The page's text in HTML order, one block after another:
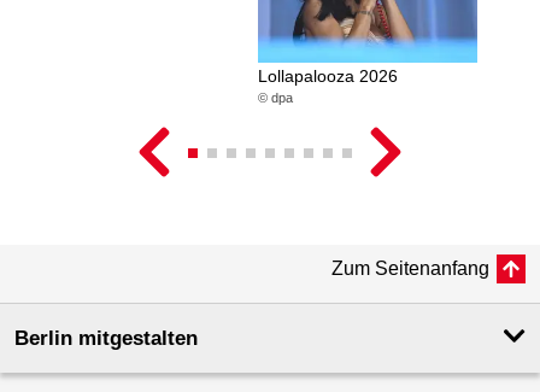
Lollapalooza 2026
© dpa
Zum Seitenanfang
Berlin mitgestalten